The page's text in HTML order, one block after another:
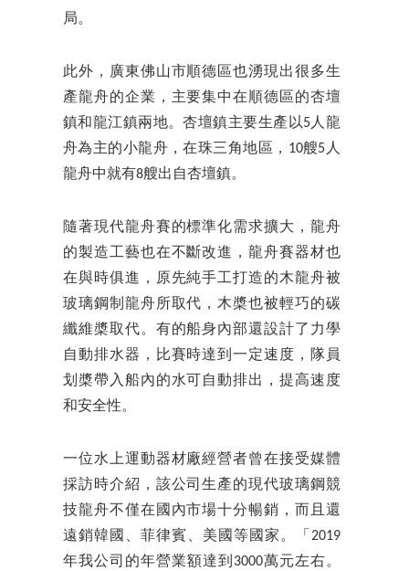
局。
此外，廣東佛山市順德區也湧現出很多生
產龍舟的企業，主要集中在順德區的杏壇
鎮和龍江鎮兩地。杏壇鎮主要生產以5人龍
舟為主的小龍舟，在珠三角地區，10艘5人
龍舟中就有8艘出自杏壇鎮。
隨著現代龍舟賽的標準化需求擴大，龍舟
的製造工藝也在不斷改進，龍舟賽器材也
在與時俱進，原先純手工打造的木龍舟被
玻璃鋼制龍舟所取代，木槳也被輕巧的碳
纖維槳取代。有的船身內部還設計了力學
自動排水器，比賽時達到一定速度，隊員
划槳帶入船內的水可自動排出，提高速度
和安全性。
一位水上運動器材廠經營者曾在接受媒體
採訪時介紹，該公司生產的現代玻璃鋼競
技龍舟不僅在國內市場十分暢銷，而且還
遠銷韓國、菲律賓、美國等國家。「2019
年我公司的年營業額達到3000萬元左右。